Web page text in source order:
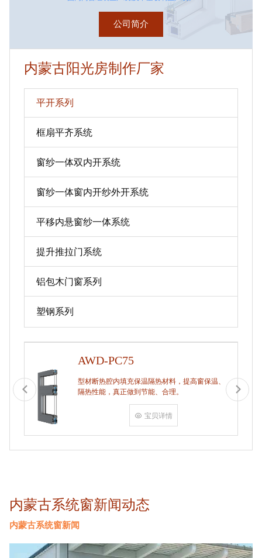
公司简介
内蒙古阳光房制作厂家
平开系列
框扇平齐系统
窗纱一体双内开系统
窗纱一体窗内开纱外开系统
平移内悬窗纱一体系统
提升推拉门系统
铝包木门窗系列
塑钢系列
AWD-PC75
型材断热腔内填充保温隔热材料，提高窗保温、
隔热性能，真正做到节能、合理。
宝贝详情
内蒙古系统窗新闻动态
内蒙古系统窗新闻